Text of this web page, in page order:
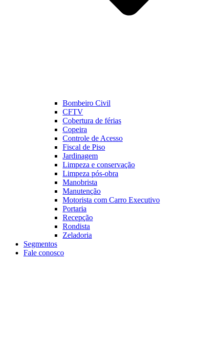
Bombeiro Civil
CFTV
Cobertura de férias
Copeira
Controle de Acesso
Fiscal de Piso
Jardinagem
Limpeza e conservação
Limpeza pós-obra
Manobrista
Manutenção
Motorista com Carro Executivo
Portaria
Recepção
Rondista
Zeladoria
Segmentos
Fale conosco